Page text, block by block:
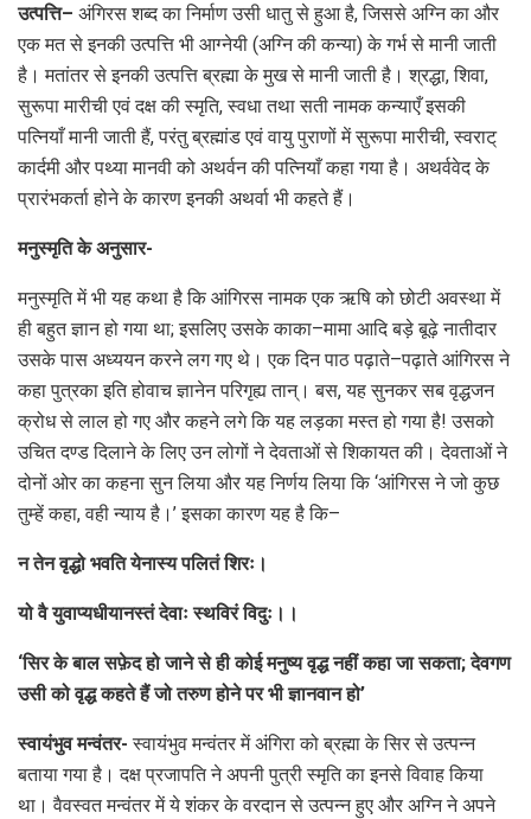
उत्पत्ति– अंगिरस शब्द का निर्माण उसी धातु से हुआ है, जिससे अग्नि का और
एक मत से इनकी उत्पत्ति भी आग्नेयी (अग्नि की कन्या) के गर्भ से मानी जाती
है। मतांतर से इनकी उत्पत्ति ब्रह्मा के मुख से मानी जाती है। श्रद्धा, शिवा,
सुरूपा मारीची एवं दक्ष की स्मृति, स्वधा तथा सती नामक कन्याएँ इसकी
पत्नियाँ मानी जाती हैं, परंतु ब्रह्मांड एवं वायु पुराणों में सुरूपा मारीची, स्वराट्
कार्दमी और पथ्या मानवी को अथर्वन की पत्नियाँ कहा गया है। अथर्ववेद के
प्रारंभकर्ता होने के कारण इनकी अथर्वा भी कहते हैं।
मनुस्मृति के अनुसार-
मनुस्मृति में भी यह कथा है कि आंगिरस नामक एक ऋषि को छोटी अवस्था में
ही बहुत ज्ञान हो गया था; इसलिए उसके काका–मामा आदि बड़े बूढ़े नातीदार
उसके पास अध्ययन करने लग गए थे। एक दिन पाठ पढ़ाते–पढ़ाते आंगिरस ने
कहा पुत्रका इति होवाच ज्ञानेन परिगृह्य तान्। बस, यह सुनकर सब वृद्धजन
क्रोध से लाल हो गए और कहने लगे कि यह लड़का मस्त हो गया है! उसको
उचित दण्ड दिलाने के लिए उन लोगों ने देवताओं से शिकायत की। देवताओं ने
दोनों ओर का कहना सुन लिया और यह निर्णय लिया कि ‘आंगिरस ने जो कुछ
तुम्हें कहा, वही न्याय है।’ इसका कारण यह है कि–
न तेन वृद्धो भवति येनास्य पलितं शिरः।
यो वै युवाप्यधीयानस्तं देवाः स्थविरं विदुः।।
‘सिर के बाल सफ़ेद हो जाने से ही कोई मनुष्य वृद्ध नहीं कहा जा सकता; देवगण
उसी को वृद्ध कहते हैं जो तरुण होने पर भी ज्ञानवान हो’
स्वायंभुव मन्वंतर- स्वायंभुव मन्वंतर में अंगिरा को ब्रह्मा के सिर से उत्पन्न
बताया गया है। दक्ष प्रजापति ने अपनी पुत्री स्मृति का इनसे विवाह किया
था। वैवस्वत मन्वंतर में ये शंकर के वरदान से उत्पन्न हुए और अग्नि ने अपने